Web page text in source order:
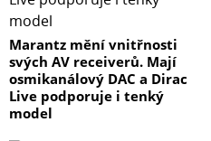
Marantz mění vnitřnosti
svých AV receiverů. Mají
osmikanálový DAC a Dirac
Live podporuje i tenký
model